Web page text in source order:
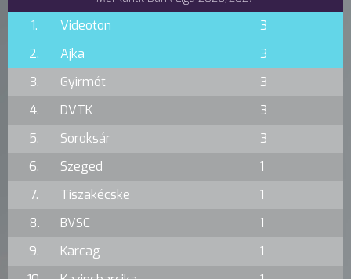
1. Videoton
3
2.
Ajka
3
3.
Gyirmót
3
4.
DVTK
3
5.
Soroksár
3
6.
Szeged
1
7.
Tiszakécske
1
8.
BVSC
1
9.
Karcag
1